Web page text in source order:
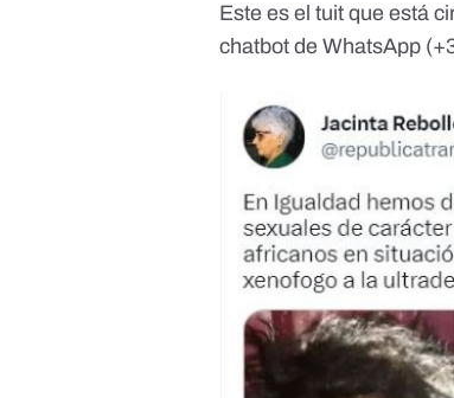
Este es el tuit que está
chatbot de WhatsApp